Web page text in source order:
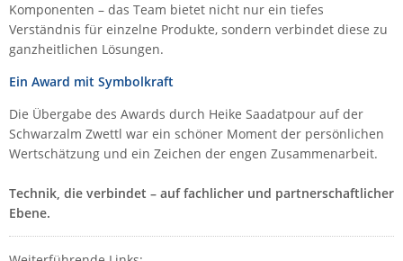
Vision
WATTECO
ZPE Systems
News zu unseren Herstellern
Komponenten – das Team bietet nicht nur ein tiefes
Verständnis für einzelne Produkte, sondern verbindet diese zu
ganzheitlichen Lösungen.
Ein Award mit Symbolkraft
Die Übergabe des Awards durch Heike Saadatpour auf der
Schwarzalm Zwettl war ein schöner Moment der persönlichen
Wertschätzung und ein Zeichen der engen Zusammenarbeit.
Technik, die verbindet – auf fachlicher und partnerschaftlicher
Ebene.